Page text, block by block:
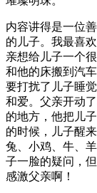
内容讲得是一位
的儿子。我最喜
亲想给儿子一个
和他的床搬到汽
要打扰了儿子睡
和爱。父亲开动
的地方，他把儿
的时候，儿子醒
兔、小鸡、牛、
子一脸的疑问，
感激父亲啊！